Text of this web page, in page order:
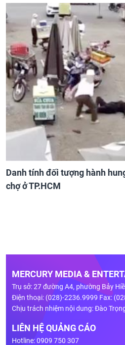
Danh tính đối tượng hành
chợ ở TP.HCM
MERCURY MEDIA &
Trụ sở: 27 đường A4, phường Bảy
Điện thoại: (028)-2236.9999 Fax:
Chịu trách nhiệm nội dung: Đào
LIÊN HỆ QUẢNG CÁO
Hotline: 0909 750 307